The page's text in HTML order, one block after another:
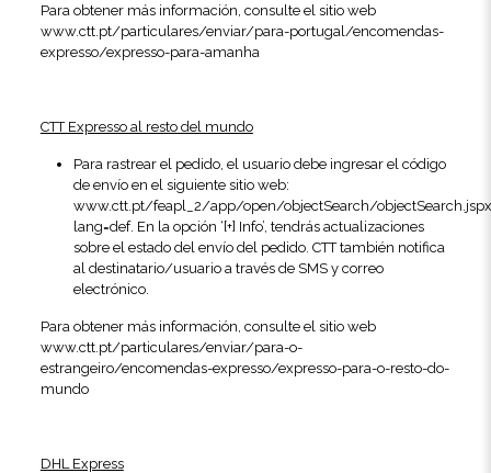
Para obtener más información, consulte el sitio web
www.ctt.pt/particulares/enviar/para-portugal/encomendas-
expresso/expresso-para-amanha
CTT Expresso al resto del mundo
Para rastrear el pedido, el usuario debe ingresar el código
de envío en el siguiente sitio web:
www.ctt.pt/feapl_2/app/open/objectSearch/
lang=def. En la opción ‘[+] Info’, tendrás actualizaciones
sobre el estado del envío del pedido. CTT también notifica
al destinatario/usuario a través de SMS y correo
electrónico.
Para obtener más información, consulte el sitio web
www.ctt.pt/particulares/enviar/para-o-
estrangeiro/encomendas-expresso/expresso-para-o-resto-do-
mundo
DHL Express